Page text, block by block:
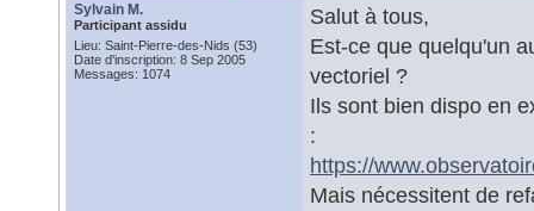
Sylvain M.
Participant assidu
Lieu: Saint-Pierre-des-Nids (53)
Date d'inscription: 8 Sep 2005
Messages: 1074
Salut à tous,
Est-ce que quelqu'un
vectoriel ?
Ils sont bien dispo en
:
https://
Mais nécessitent de